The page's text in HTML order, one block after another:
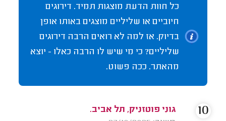
כל חוות הדעת מוצגות תמיד. דירוגים
חיוביים או שליליים מוצגים באותו אופן
בדיוק. אז למה לא רואים הרבה דירוגים
שליליים? כי מי שיש לו הרבה כאלו - יוצא
מהאתר. ככה פשוט.
גוני פוטזניק, תל אביב.
10